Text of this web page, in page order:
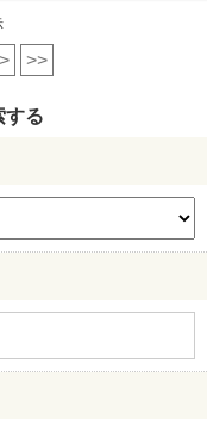
> >>
する